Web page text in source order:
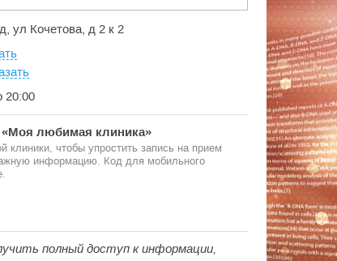
ул Кочетова, д 2 к 2
20:00
любимая клиника»
клиники, чтобы упростить запись на прием
информацию. Код для мобильного
полный доступ к информации,